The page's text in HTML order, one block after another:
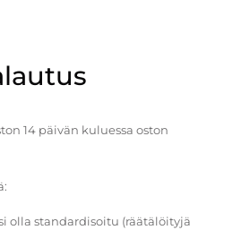
14 päivän kuluessa oston
olla standardisoitu (räätälöityjä